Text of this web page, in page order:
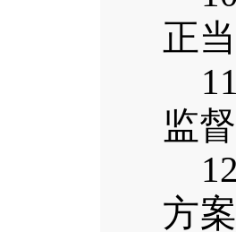
正
监
方